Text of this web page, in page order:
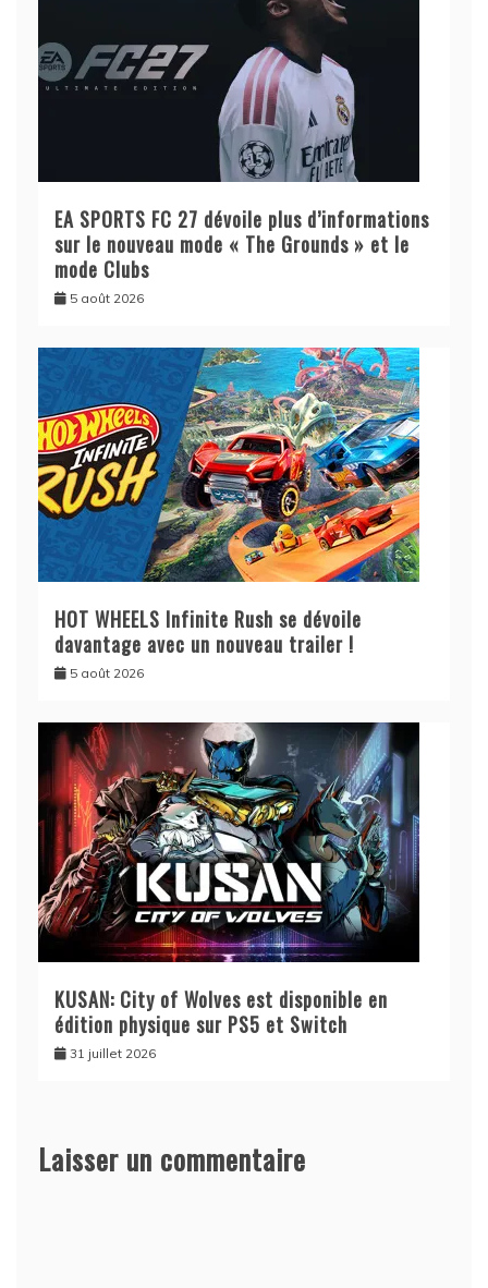
EA SPORTS FC 27 dévoile plus d’informations
sur le nouveau mode « The Grounds » et le
mode Clubs
5 août 2026
HOT WHEELS Infinite Rush se dévoile
davantage avec un nouveau trailer !
5 août 2026
KUSAN: City of Wolves est disponible en
édition physique sur PS5 et Switch
31 juillet 2026
Laisser un commentaire